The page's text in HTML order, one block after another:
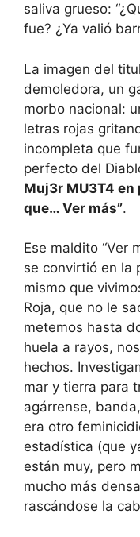
saliva grueso:
fue? ¿Ya valió
La imagen del
demoledora, un
morbo nacional:
letras rojas
incompleta que
perfecto del
Muj3r MU3T4 en
que… Ver más”.
Ese maldito “Ver
se convirtió en la
mismo que
Roja, que no le
metemos hasta
huela a rayos,
hechos.
mar y tierra para
agárrense,
era otro
estadística (que
están muy, pero
mucho más
rascándose la